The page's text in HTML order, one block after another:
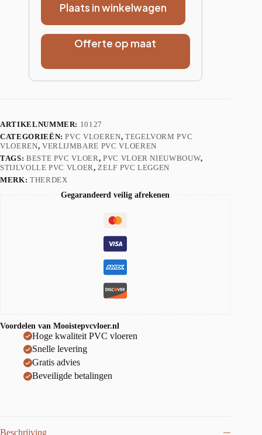
Plaats in winkelwagen
Offerte op maat
ARTIKELNUMMER: 10127
CATEGORIEËN:PVC VLOEREN, TEGELVORM PVC
VLOEREN, VERLIJMBARE PVC VLOEREN
TAGS: BESTE PVC VLOER, PVC VLOER NIEUWBOUW,
STIJLVOLLE PVC VLOER, ZELF PVC LEGGEN
MERK: THERDEX
Gegarandeerd veilig afrekenen
Voordelen van Mooistepvcvloer.nl
Hoge kwaliteit PVC vloeren
Snelle levering
Gratis advies
Beveiligde betalingen
Beschrijving